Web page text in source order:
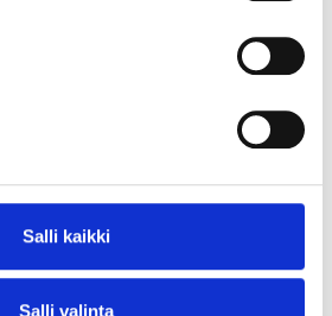
Salli kaikki
Salli valinta